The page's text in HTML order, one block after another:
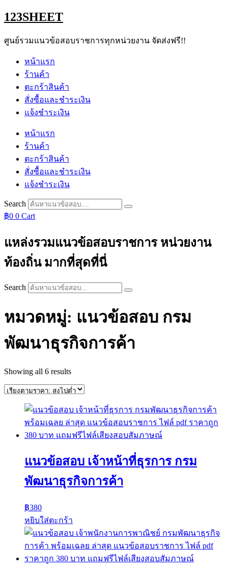
Skip
to
123SHEET
ศูนย์รวมแนวข้อสอบราชการทุกหน่วยงาน จัดส่งฟรี!!
หน้าแรก
ร้านค้า
ตะกร้าสินค้า
สั่งซื้อและชำระเงิน
แจ้งชำระเงิน
หน้าแรก
ร้านค้า
ตะกร้าสินค้า
สั่งซื้อและชำระเงิน
แจ้งชำระเงิน
Search
฿0 0 Cart
แหล่งรวมแนวข้อสอบราชการ หน่วยงาน
ท้องถิ่น มากที่สุดที่นี่
Search
หมวดหมู่: แนวข้อสอบ กรม
พัฒนาธุรกิจการค้า
Showing all 6 resultsSorted
price:
to
แนวข้อสอบ เจ้าหน้าที่ธุรการ กรม
พัฒนาธุรกิจการค้า
฿380
หยิบใส่ตะกร้า